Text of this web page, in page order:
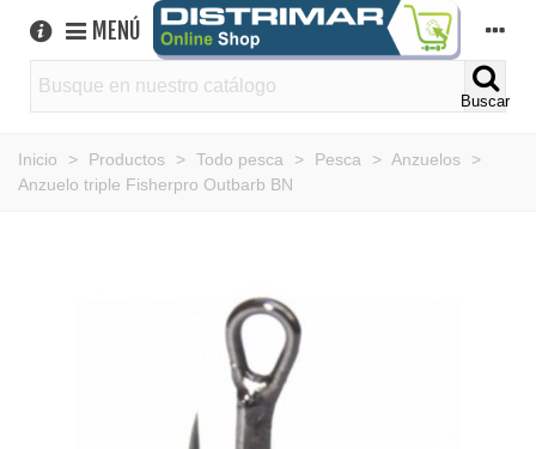
MENÚ
Buscar
Inicio > Productos > Todo pesca > Pesca > Anzuelos
>
Anzuelo triple Fisherpro Outbarb BN